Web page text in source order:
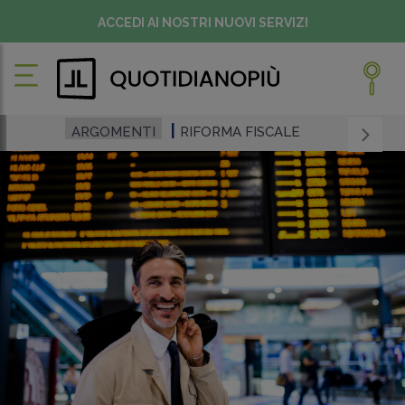
ACCEDI AI NOSTRI NUOVI SERVIZI
ARGOMENTI RIFORMA FISCALE